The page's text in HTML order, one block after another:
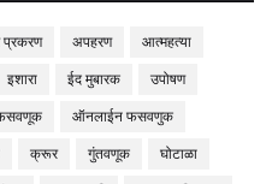
प्रकरण अपहरण
आत्महत्या
इशारा ईद मुबारक
उपोषण
ऑनलाईन फसवणुक
क्रूर गुंतवणूक
घोटाळा